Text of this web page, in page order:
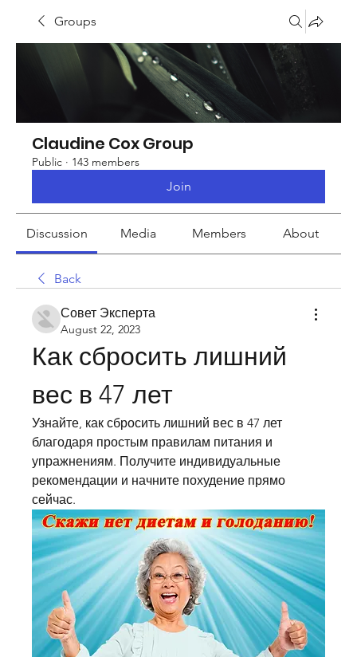
Groups
Claudine Cox Group
Public · 143 members
Join
Discussion Media Members About
Back
Совет Эксперта
August 22, 2023
Как сбросить лишний
вес в 47 лет
Узнайте, как сбросить лишний вес в 47 лет
благодаря простым правилам питания и
упражнениям. Получите индивидуальные
рекомендации и начните похудение прямо
сейчас.